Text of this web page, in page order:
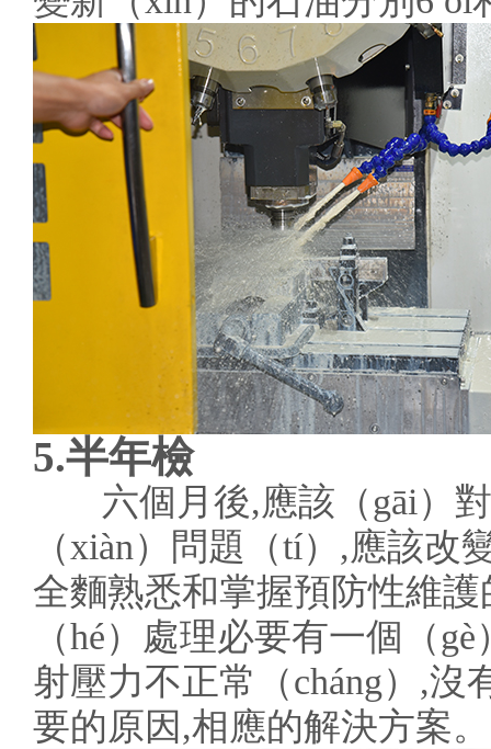
5.半年檢
六個月後,應該（gāi）對
（xiàn）問題（tí）,應該
全麵熟悉和掌握預防性維
（hé）處理必要有一個（
射壓力不正常（cháng）,
要的原因,相應的解決方案。